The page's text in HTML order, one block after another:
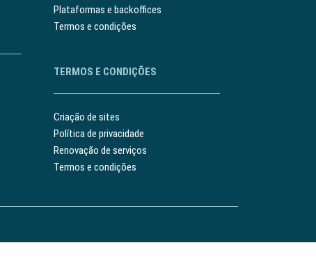
Plataformas e backoffices
Termos e condições
TERMOS E CONDIÇÕES
Criação de sites
Política de privacidade
Renovação de serviços
Termos e condições